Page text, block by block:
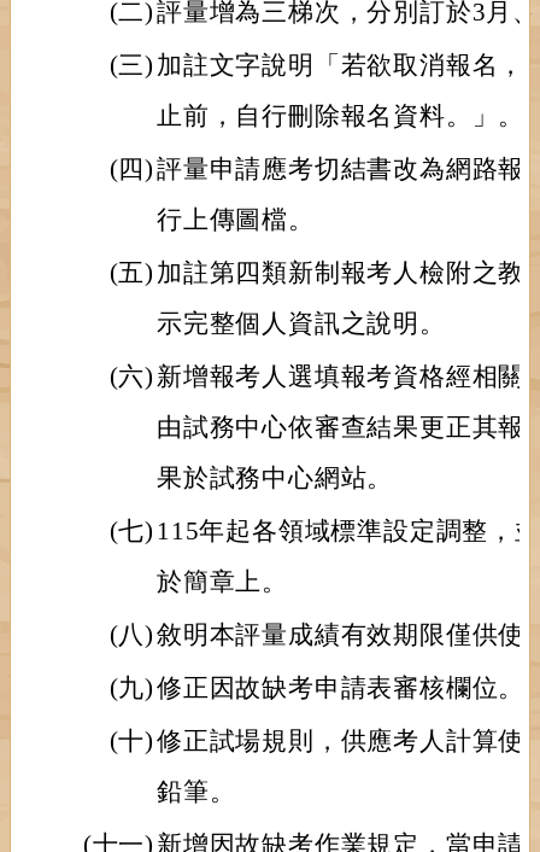
(二)評量增為三梯次，分別訂於3月
(三) 加註文字說明「若欲取消報名，
止前，自行刪除報名資料。」。
(四)評量申請應考切結書改為網路報
行上傳圖檔。
(五) 加註第四類新制報考人檢附之教
示完整個人資訊之說明。
(六) 新增報考人選填報考資格經相關
由試務中心依審查結果更正其報
果於試務中心網站。
(七) 115年起各領域標準設定調整，
於簡章上。
(八)敘明本評量成績有效期限僅供使
(九)修正因故缺考申請表審核欄位。
(十)修正試場規則，供應考人計算使
鉛筆。
(十一) 新增因故缺考作業規定，當申請